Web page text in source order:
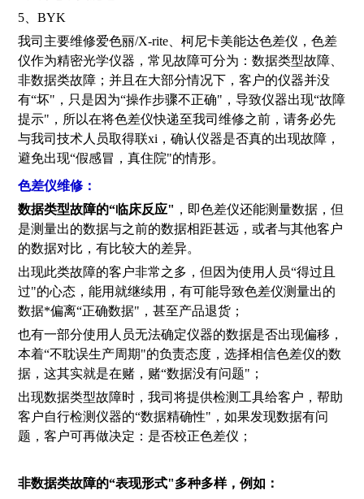
5、BYK
我司主要维修爱色丽/X-rite、柯尼卡美能达色差仪，色差
仪作为精密光学仪器，常见故障可分为：数据类型故障、
非数据类故障；并且在大部分情况下，客户的仪器并没
有“坏"，只是因为“操作步骤不正确"，导致仪器出现“故障
提示"，所以在将色差仪快递至我司维修之前，请务必先
与我司技术人员取得联xi，确认仪器是否真的出现故障，
避免出现“假感冒，真住院"的情形。
色差仪维修：
数据类型故障的“临床反应" ，即色差仪还能测量数据，但
是测量出的数据与之前的数据相距甚远，或者与其他客户
的数据对比，有比较大的差异。
出现此类故障的客户非常之多，但因为使用人员“得过且
过"的心态，能用就继续用，有可能导致色差仪测量出的
数据*偏离“正确数据"，甚至产品退货；
也有一部分使用人员无法确定仪器的数据是否出现偏移，
本着“不耽误生产周期"的负责态度，选择相信色差仪的数
据，这其实就是在赌，赌“数据没有问题"；
出现数据类型故障时，我司将提供检测工具给客户，帮助
客户自行检测仪器的“数据精确性"，如果发现数据有问
题，客户可再做决定：是否校正色差仪；
非数据类故障的“表现形式"多种多样，例如：